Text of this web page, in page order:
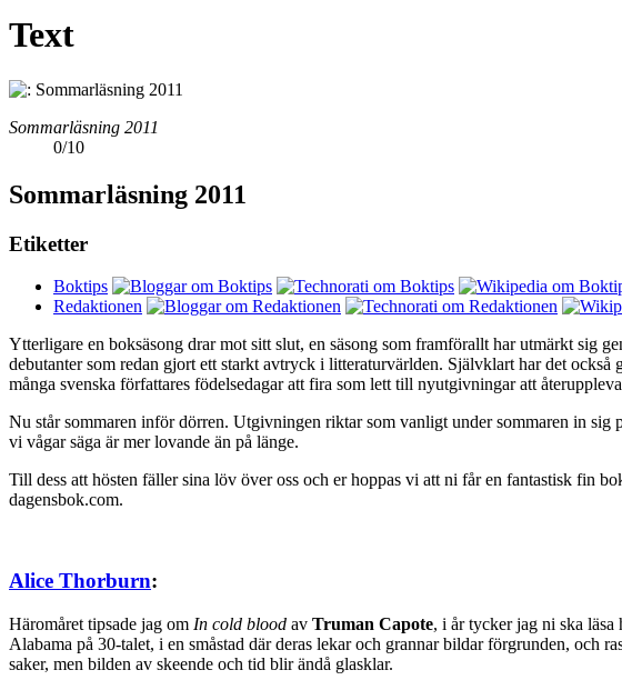
Text
Sommarläsning 2011
0/10
Sommarläsning 2011
Etiketter
Boktips
Redaktionen
Ytterligare en boksäsong drar mot sitt slut, en säsong som framförallt har utmärkt sig
debutanter som redan gjort ett starkt avtryck i litteraturvärlden. Självklart har det
många svenska författares födelsedagar att fira som lett till nyutgivningar att
Nu står sommaren inför dörren. Utgivningen riktar som vanligt under sommaren in
vi vågar säga är mer lovande än på länge.
Till dess att hösten fäller sina löv över oss och er hoppas vi att ni får en fantastisk fin
dagensbok.com.
Alice Thorburn:
Häromåret tipsade jag om In cold blood av Truman Capote, i år tycker jag ni ska läsa
Alabama på 30-talet, i en småstad där deras lekar och grannar bildar förgrunden, och
saker, men bilden av skeende och tid blir ändå glasklar.